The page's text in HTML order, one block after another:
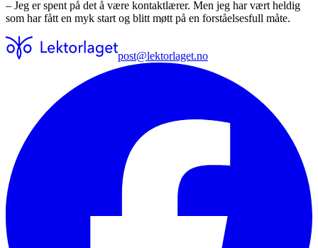
– Jeg er spent på det å være kontaktlærer. Men jeg har vært heldig
som har fått en myk start og blitt møtt på en forståelsesfull måte.
post@lektorlaget.no